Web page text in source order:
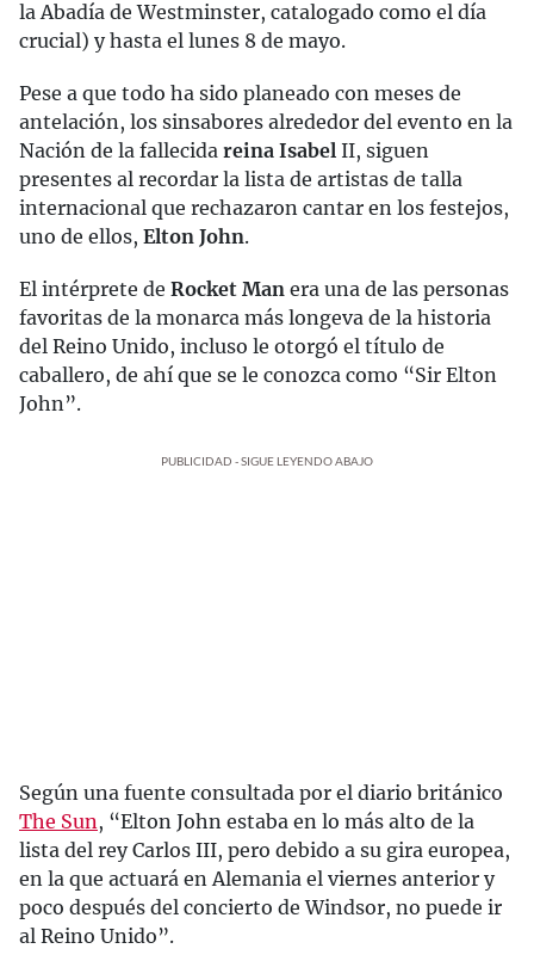
la Abadía de Westminster, catalogado como el día
crucial) y hasta el lunes 8 de mayo.
Pese a que todo ha sido planeado con meses de
antelación, los sinsabores alrededor del evento en la
Nación de la fallecida reina Isabel II, siguen
presentes al recordar la lista de artistas de talla
internacional que rechazaron cantar en los festejos,
uno de ellos, Elton John.
El intérprete de Rocket Man era una de las personas
favoritas de la monarca más longeva de la historia
del Reino Unido, incluso le otorgó el título de
caballero, de ahí que se le conozca como “Sir Elton
John”.
PUBLICIDAD - SIGUE LEYENDO ABAJO
Según una fuente consultada por el diario británico
The Sun, “Elton John estaba en lo más alto de la
lista del rey Carlos III, pero debido a su gira europea,
en la que actuará en Alemania el viernes anterior y
poco después del concierto de Windsor, no puede ir
al Reino Unido”.